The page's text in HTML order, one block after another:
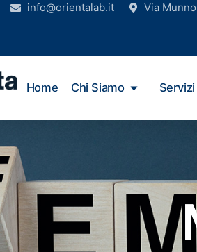
info@orientalab.it Via
Home Chi Siamo Servizi